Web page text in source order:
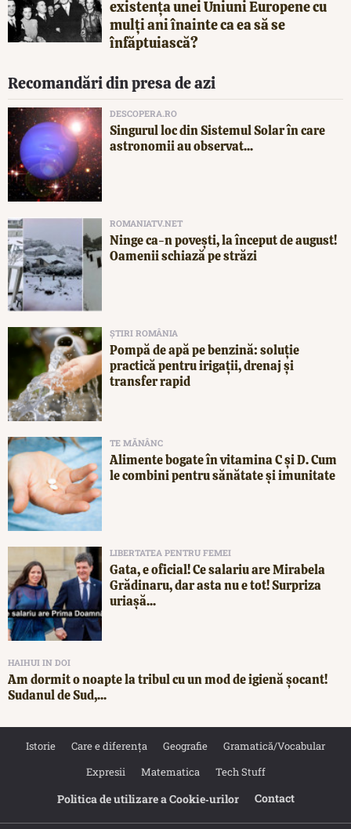
existența unei Uniuni Europene cu
mulți ani înainte ca ea să se
înfăptuiască?
Recomandări din presa de azi
DESCOPERA.RO
Singurul loc din Sistemul Solar în care
astronomii au observat...
ROMANIATV.NET
Ninge ca-n povești, la început de august!
Oamenii schiază pe străzi
ȘTIRI ROMÂNIA
Pompă de apă pe benzină: soluție
practică pentru irigații, drenaj și
transfer rapid
TE MĂNÂNC
Alimente bogate în vitamina C și D. Cum
le combini pentru sănătate și imunitate
LIBERTATEA PENTRU FEMEI
Gata, e oficial! Ce salariu are Mirabela
Grădinaru, dar asta nu e tot! Surpriza
uriașă...
HAIHUI IN DOI
Am dormit o noapte la tribul cu un mod de igienă șocant!
Sudanul de Sud,...
Istorie Care e diferența Geografie
Gramatică/Vocabular
Expresii
Matematica Tech Stuff
Politica de utilizare a Cookie‐urilor Contact